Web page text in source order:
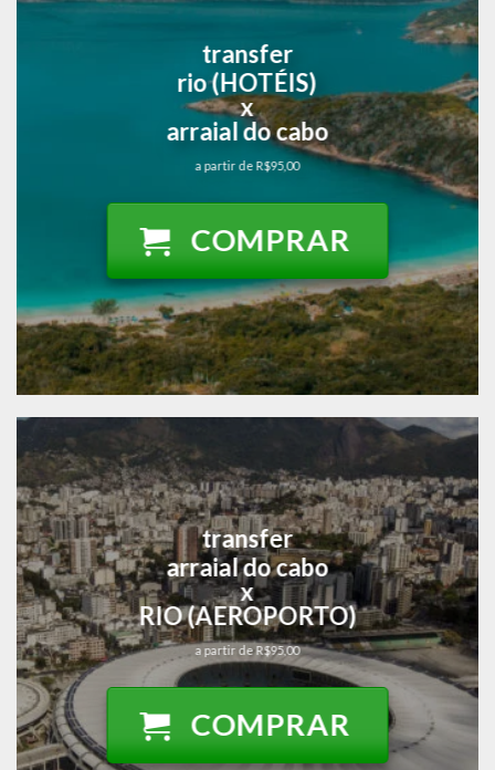
transfer
rio (HOTÉIS)
x
arraial do cabo
a partir de R$95,00
COMPRAR
transfer
arraial do cabo
x
RIO (AEROPORTO)
a partir de R$95,00
COMPRAR